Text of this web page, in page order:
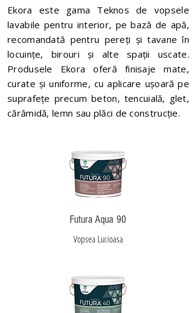
Ekora este gama Teknos de vopsele
lavabile pentru interior, pe bază de apă,
recomandată pentru pereți și tavane în
locuințe, birouri și alte spații uscate.
Produsele Ekora oferă finisaje mate,
curate și uniforme, cu aplicare ușoară pe
suprafețe precum beton, tencuială, glet,
cărămidă, lemn sau plăci de construcție.
Futura Aqua 90
Vopsea Lucioasa